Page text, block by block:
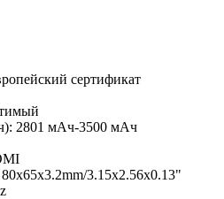
сертификат
2801 мАч-3500 мАч
3.15x2.56x0.13"